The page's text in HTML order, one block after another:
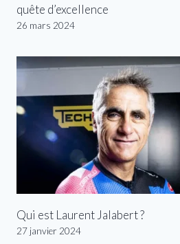
quête d’excellence
26 mars 2024
Qui est Laurent Jalabert ?
27 janvier 2024